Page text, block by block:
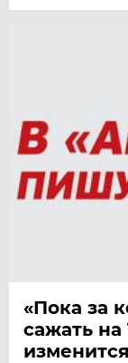
«Пока за
сажать на